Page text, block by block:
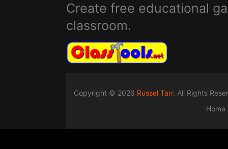
Create free educational
classroom.
Copyright © 2026 Russel Tarr, All Rights
Home